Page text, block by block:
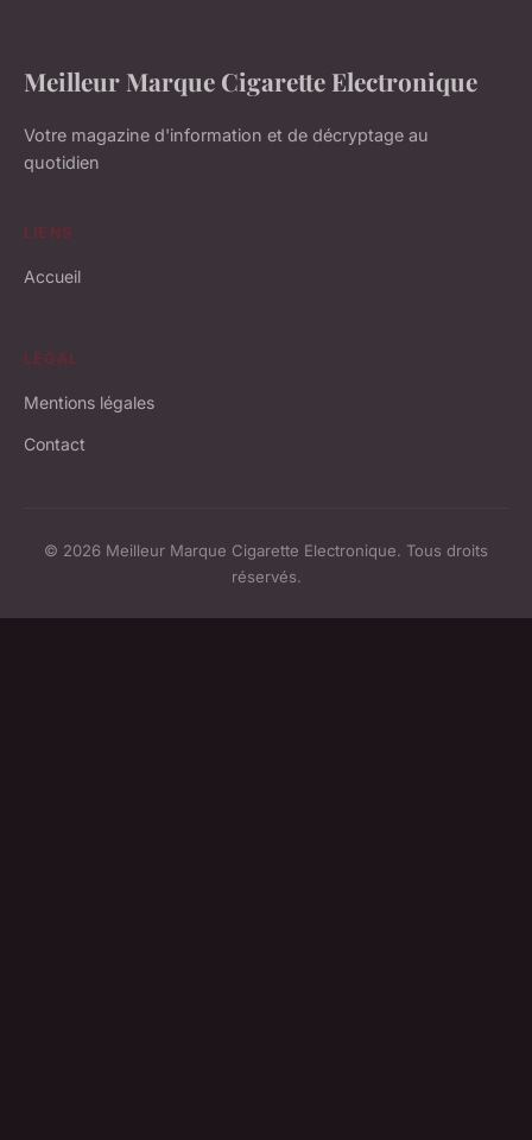
Meilleur Marque Cigarette Electronique
Votre magazine d'information et de décryptage au
quotidien
LIENS
Accueil
LÉGAL
Mentions légales
Contact
© 2026 Meilleur Marque Cigarette Electronique. Tous droits
réservés.